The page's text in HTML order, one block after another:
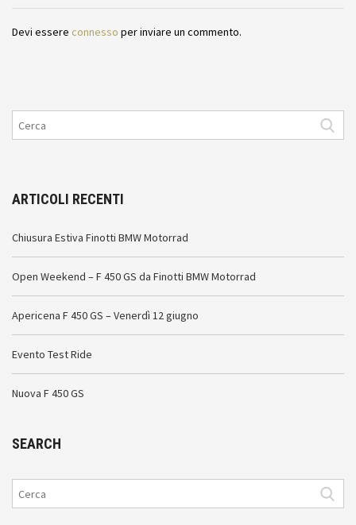
Devi essere connesso per inviare un commento.
ARTICOLI RECENTI
Chiusura Estiva Finotti BMW Motorrad
Open Weekend – F 450 GS da Finotti BMW Motorrad
Apericena F 450 GS – Venerdì 12 giugno
Evento Test Ride
Nuova F 450 GS
SEARCH